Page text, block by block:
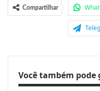
Compartilhar
Você também pode